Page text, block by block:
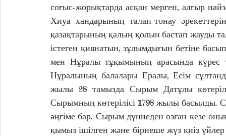
соғыс-жорықтарда асқан мерген, алғыр
Хиуа хандарының талап-тонау
қазақтарының қалың қолын бастап жауды
істеген қиянатын, зұлымдығын бетіне
мен Нұралы тұқымының арасында күрес
Нұралының балалары Ералы, Есім
жылы 28 тамызда Сырым Датұлы
Сырымның көтерілісі 1798 жылы басылды.
әңгіме бар. Сырым дүниеден озған кезе
қымыз ішілген және бірнеше жүз киіз